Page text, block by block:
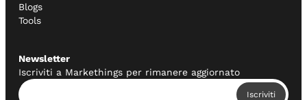
Blogs
Tools
Newsletter
Iscriviti a Markethings per rimanere aggiornato